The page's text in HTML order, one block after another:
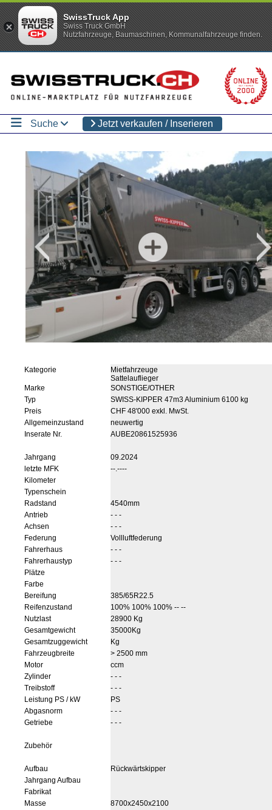
Suche Jetzt verkaufen / Inserieren
Kategorie
Mietfahrzeuge
Sattelauflieger
Marke
SONSTIGE/OTHER
Typ
SWISS-KIPPER 47m3 Aluminium 6100 kg
Preis
CHF 48'000 exkl. MwSt.
Allgemeinzustand
neuwertig
Inserate Nr.
AUBE20861525936
Jahrgang
09.2024
letzte MFK
--.----
Kilometer
Typenschein
Radstand
4540mm
Antrieb
- - -
Achsen
- - -
Federung
Vollluftfederung
Fahrerhaus
- - -
Fahrerhaustyp
- - -
Plätze
Farbe
Bereifung
385/65R22.5
Reifenzustand
100% 100% 100% -- --
Nutzlast
28900 Kg
Gesamtgewicht
35000Kg
Gesamtzuggewicht
Kg
Fahrzeugbreite
> 2500 mm
Motor
ccm
Zylinder
- - -
Treibstoff
- - -
Leistung PS / kW
PS
Abgasnorm
- - -
Getriebe
- - -
Zubehör
Aufbau
Rückwärtskipper
Jahrgang Aufbau
Fabrikat
Masse
8700x2450x2100
SwissTruck App
Swiss Truck GmbH
Nutzfahrzeuge, Baumaschinen, Kommunalfahrzeuge finden.